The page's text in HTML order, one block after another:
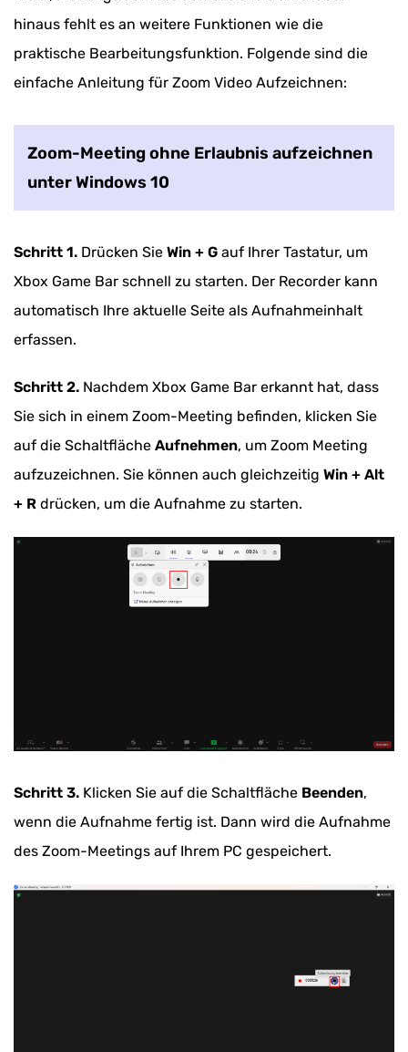
der beste Weg?
Zusammenfassung
hinaus fehlt es an weitere Funktionen wie die
praktische Bearbeitungsfunktion. Folgende sind die
einfache Anleitung für Zoom Video Aufzeichnen:
Zoom-Meeting ohne Erlaubnis aufzeichnen
unter Windows 10
Schritt 1. Drücken Sie Win + G auf Ihrer Tastatur, um
Xbox Game Bar schnell zu starten. Der Recorder kann
automatisch Ihre aktuelle Seite als Aufnahmeinhalt
erfassen.
Schritt 2. Nachdem Xbox Game Bar erkannt hat, dass
Sie sich in einem Zoom-Meeting befinden, klicken Sie
auf die Schaltfläche Aufnehmen, um Zoom Meeting
aufzuzeichnen. Sie können auch gleichzeitig Win + Alt
+ R drücken, um die Aufnahme zu starten.
Schritt 3. Klicken Sie auf die Schaltfläche Beenden,
wenn die Aufnahme fertig ist. Dann wird die Aufnahme
des Zoom-Meetings auf Ihrem PC gespeichert.